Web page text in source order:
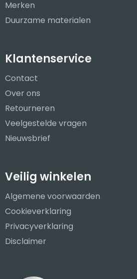
Merken
Duurzame materialen
Klantenservice
Contact
Over ons
Retourneren
Veelgestelde vragen
Nieuwsbrief
Veilig winkelen
Algemene voorwaarden
Cookieverklaring
Privacyverklaring
Disclaimer